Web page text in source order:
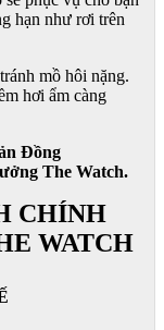
hạn như rơi trên
mồ hôi nặng.
hơi ẩm càng
Đồng
The Watch.
CHÍNH
WATCH